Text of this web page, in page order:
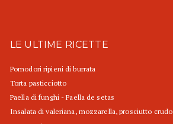
LE ULTIME RICETTE
Pomodori ripieni di burrata
Torta pasticciotto
Paella di funghi - Paella de setas
Insalata di valeriana, mozzarella, prosciutto crudo